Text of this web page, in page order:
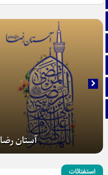
تماس با ما
اینستاگرام
آستان
استفتائات